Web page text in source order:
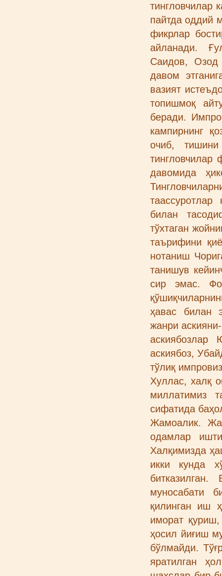
тингловчилар
пайтда оддий
фикрлар
айланади.
Саидов, Озод
давом
вазият
топишмоқ
беради.
кампирнинг
очиб,
тингловчилар
давомида
билан
тўхтаган
таърифини
нотаниш
танишув
сир эмас.
ҳавас билан
жанри
аскиябоз,
тўлиқ
Хуллас, халқ
миллатимиз
сифатида
Жамоалик.
одамлар
Халқимизда
икки кунда
муносабати
қилинган иш
иморат
ҳосил йиғиш
бўлмайди.
яратилган